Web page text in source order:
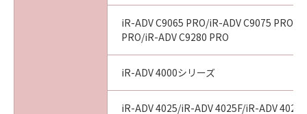
９．U.S. GOVERNMENT RESTRICTED RIGHTS
“米国政府エンドユーザー”とは、米国政府の機
関また団体を意味します。もしお客様が米国政
府エンドユーザーである場合、以下の規定が適
用されます：The Software is a “commercial
item,” as that term is defined at 48 C.F.R.
iR-ADV C9065 PRO/iR-ADV C9075 PRO/
PRO/iR-ADV C9280 PRO
iR-ADV 4000シリーズ
iR-ADV 4025/iR-ADV 4025F/iR-ADV